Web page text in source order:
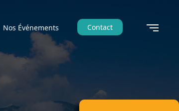
Nos Événements Contact